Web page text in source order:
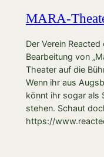
MARA-
Der Verein
Bearbeitung von
Theater auf die
Wenn ihr aus
könnt ihr sogar als
stehen. Schaut
https://